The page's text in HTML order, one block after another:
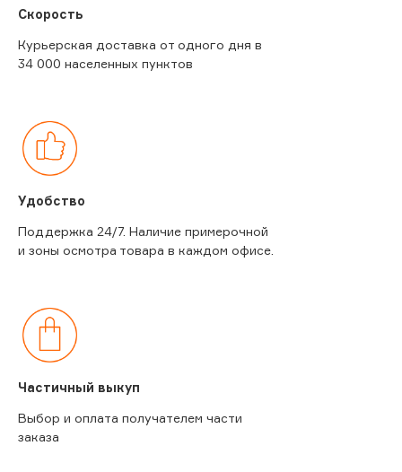
Скорость
Курьерская доставка от одного дня в
34 000 населенных пунктов
Удобство
Поддержка 24/7. Наличие примерочной
и зоны осмотра товара в каждом офисе.
Частичный выкуп
Выбор и оплата получателем части
заказа